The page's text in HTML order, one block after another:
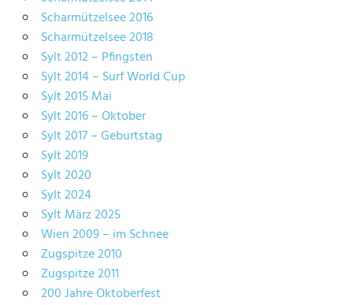
Scharmützelsee 2016
Scharmützelsee 2018
Sylt 2012 – Pfingsten
Sylt 2014 – Surf World Cup
Sylt 2015 Mai
Sylt 2016 – Oktober
Sylt 2017 – Geburtstag
Sylt 2019
Sylt 2020
Sylt 2024
Sylt März 2025
Wien 2009 – im Schnee
Zugspitze 2010
Zugspitze 2011
200 Jahre Oktoberfest